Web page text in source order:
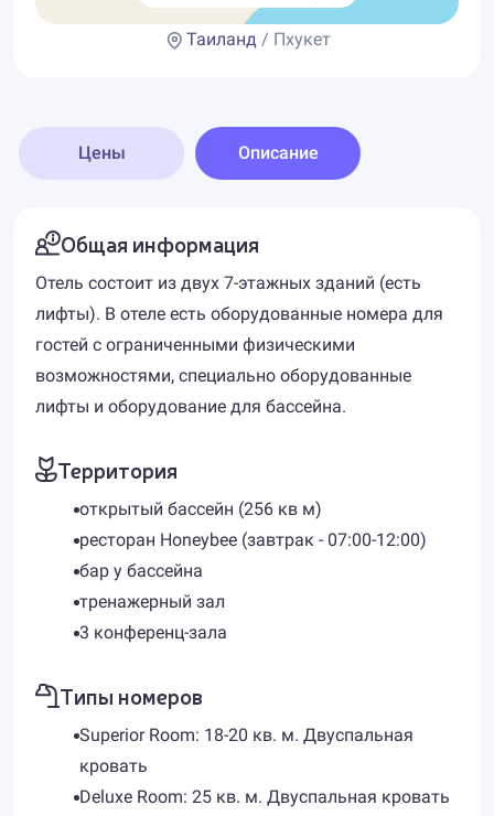
Таиланд / Пхукет
Цены Описание
Общая информация
Отель состоит из двух 7-этажных зданий (есть
лифты). В отеле есть оборудованные номера для
гостей с ограниченными физическими
возможностями, специально оборудованные
лифты и оборудование для бассейна.
Территория
открытый бассейн (256 кв м)
ресторан Honeybee (завтрак - 07:00-12:00)
бар у бассейна
тренажерный зал
3 конференц-зала
Типы номеров
Superior Room: 18-20 кв. м. Двуспальная
кровать
Deluxe Room: 25 кв. м. Двуспальная кровать